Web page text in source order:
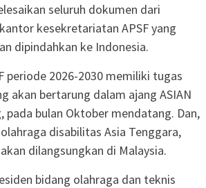
seluruh dokumen dari
kesekretariatan APSF yang
dipindahkan ke Indonesia.
periode 2026-2030 memiliki tugas
akan bertarung dalam ajang ASIAN
pada bulan Oktober mendatang. Dan,
disabilitas Asia Tenggara,
dilangsungkan di Malaysia.
bidang olahraga dan teknis